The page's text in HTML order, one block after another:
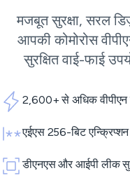
मजबूत सुरक्षा, सरल
आपकी कोमोरोस
सुरक्षित वाई-फाई
2,600+ से अधिक वीपीएन
एईएस 256-बिट एन्क्रिप्शन
डीएनएस और आईपी लीक